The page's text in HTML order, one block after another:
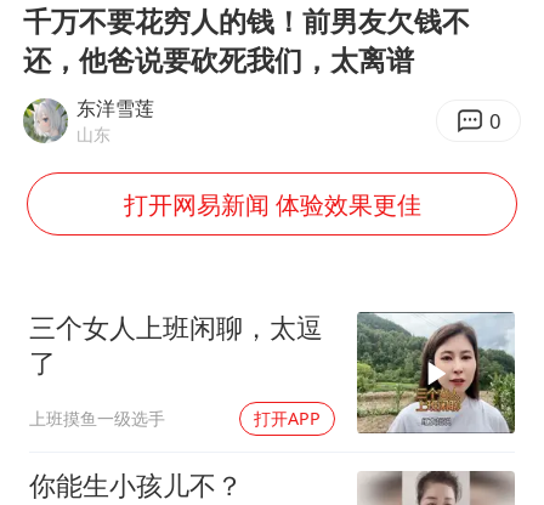
上门女婿出轨女邻居多年被判重婚罪
上海全力守护市民“菜篮子”
以军士兵把枪口对准中国记者
猫咪过火把节被抹成黑猫
BLG经理辟谣Bin离队
曹颖儿子首次演长剧
千万不要花穷人的钱！前男友欠钱不
还，他爸说要砍死我们，太离谱
东洋雪莲
山东 0
打开网易新闻 体验效果更佳
三个女人上班闲聊，太逗
了
上班摸鱼一级选手 打开APP
你能生小孩儿不？